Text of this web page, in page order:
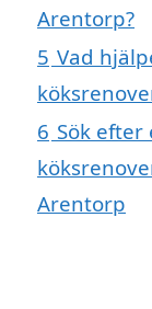
Arentorp?
5 Vad
6 Sök
Arentorp